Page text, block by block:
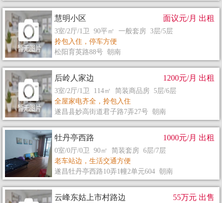
慧明小区
3室/2厅/1卫 90平㎡ 一般套房 3层/5层
拎包入住，停车方便
松阳育英路88号 朝南
面议元/月 出租
后岭人家边
3室/2厅/1卫 114㎡ 简装商品房 5层/6层
全屋家电齐全，拎包入住
遂昌县妙高街道君子路7弄27号 朝南
1200元/月 出租
牡丹亭西路
0室/0厅/0卫 90㎡ 简装套房 6层/7层
老车站边，生活交通方便
遂昌牡丹亭西路10弄1幢2单元604 朝南
1000元/月 出租
云峰东姑上市村路边 55万元 出售